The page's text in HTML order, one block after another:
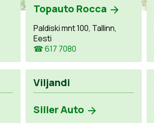
Topauto Rocca
Paldiski mnt 100, Tallinn,
Eesti
☎ 617 7080
Viljandi
Siller Auto